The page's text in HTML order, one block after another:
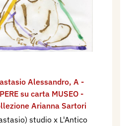
Alessandro, A -
su carta MUSEO -
Arianna Sartori
studio x L'Antico